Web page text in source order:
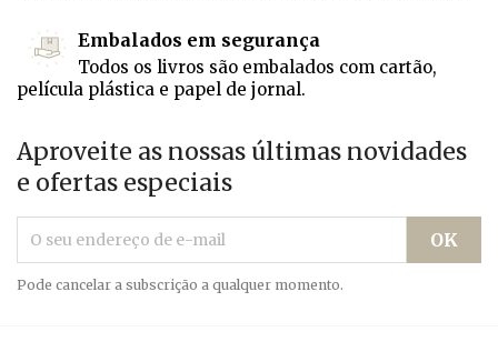
Embalados em segurança
Todos os livros são embalados com cartão,
película plástica e papel de jornal.
Aproveite as nossas últimas novidades
e ofertas especiais
Pode cancelar a subscrição a qualquer momento.